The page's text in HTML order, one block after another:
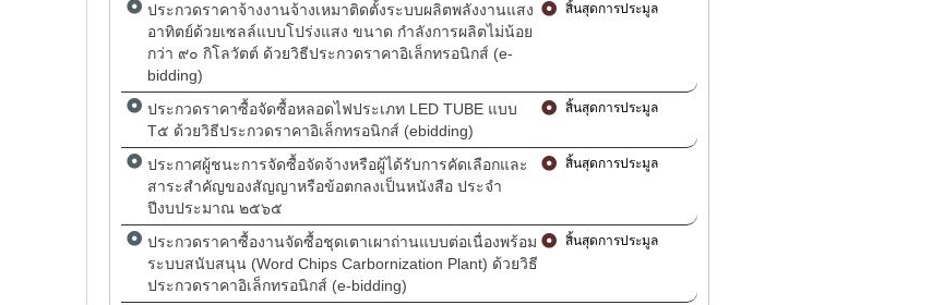
ประกวดราคาจ้างงานจ้างเหมาติดตั้งระบบผลิตพลังงานแสง
อาทิตย์ด้วยเซลล์แบบโปร่งแสง ขนาด กำลังการผลิตไม่น้อย
กว่า ๙๐ กิโลวัตต์ ด้วยวิธีประกวดราคาอิเล็กทรอนิกส์ (e-
bidding)
สิ้นสุดการประมูล
ประกวดราคาซื้อจัดซื้อหลอดไฟประเภท LED TUBE แบบ
T๕ ด้วยวิธีประกวดราคาอิเล็กทรอนิกส์ (ebidding)
สิ้นสุดการประมูล
ประกาศผู้ชนะการจัดซื้อจัดจ้างหรือผู้ได้รับการคัดเลือกและ
สาระสำคัญของสัญญาหรือข้อตกลงเป็นหนังสือ ประจำ
ปีงบประมาณ ๒๕๖๕
สิ้นสุดการประมูล
ประกวดราคาซื้องานจัดซื้อชุดเตาเผาถ่านแบบต่อเนื่องพร้อม
ระบบสนับสนุน (Word Chips Carbornization Plant) ด้วยวิธี
ประกวดราคาอิเล็กทรอนิกส์ (e-bidding)
สิ้นสุดการประมูล